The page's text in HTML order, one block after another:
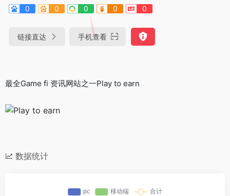
0
0 0 0 0
链接直达 手机查看
最全Game fi 资讯网站之一Play to earn
数据统计